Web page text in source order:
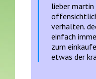
lieber martin
verhalten.
einfach
zum
etwas der